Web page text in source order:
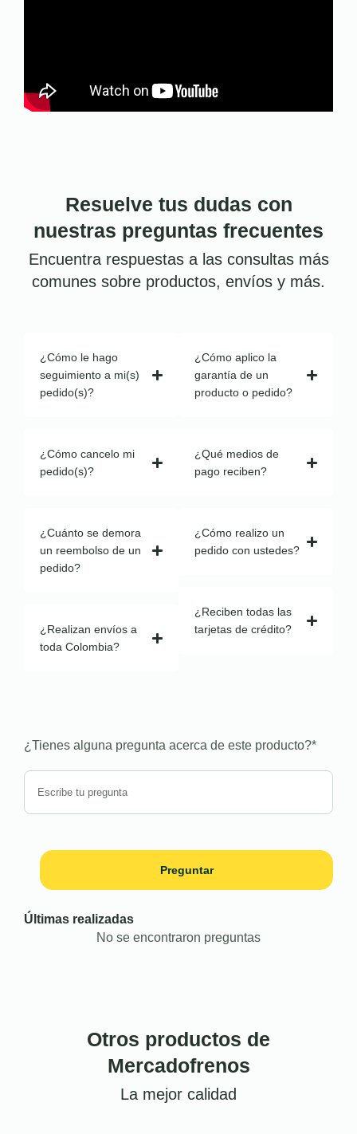
Resuelve tus dudas con
nuestras preguntas frecuentes
Encuentra respuestas a las consultas más
comunes sobre productos, envíos y más.
¿Cómo le hago
seguimiento a mi(s)
pedido(s)?
¿Cómo cancelo mi
pedido(s)?
¿Cuánto se demora
un reembolso de un
pedido?
¿Realizan envíos a
toda Colombia?
¿Cómo aplico la
garantía de un
producto o pedido?
¿Qué medios de
pago reciben?
¿Cómo realizo un
pedido con ustedes?
¿Reciben todas las
tarjetas de crédito?
¿Tienes alguna pregunta acerca de este producto?*
Preguntar
Últimas realizadas
No se encontraron preguntas
Otros productos de
Mercadofrenos
La mejor calidad